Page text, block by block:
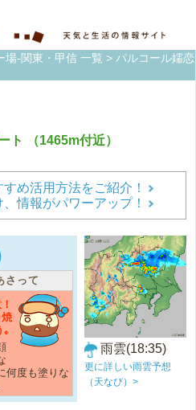
場-関東・甲信 一覧 > パルコール嬬恋
ト （1465m付近）
め活用方法をご紹介！
情報がパワーアップ！
さって
｡
何度も塗りな
雨雲(18:35)
更に詳しい雨雲予想
（天なび）>